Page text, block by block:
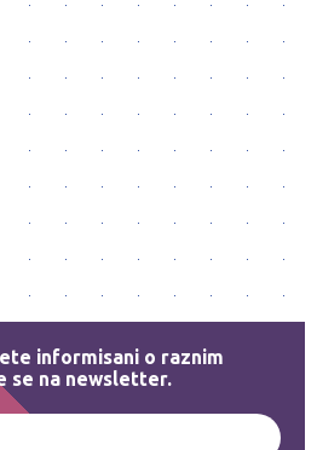
informisani o raznim
se na newsletter.